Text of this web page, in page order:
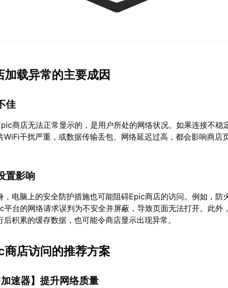
加载异常的主要成因
佳
商店无法正常显示的，是用户所处的网络状况。如果连接不稳
WiFi干扰严重，或数据传输丢包、网络延迟过高，都会影响商店
置影响
，电脑上的安全防护措施也可能阻碍Epic商店的访问。例如，防
平台的网络请求误判为不安全并屏蔽，导致页面无法打开。此外
后积累的缓存数据，也可能令商店显示出现异常。
商店访问的推荐方案
速器】提升网络质量